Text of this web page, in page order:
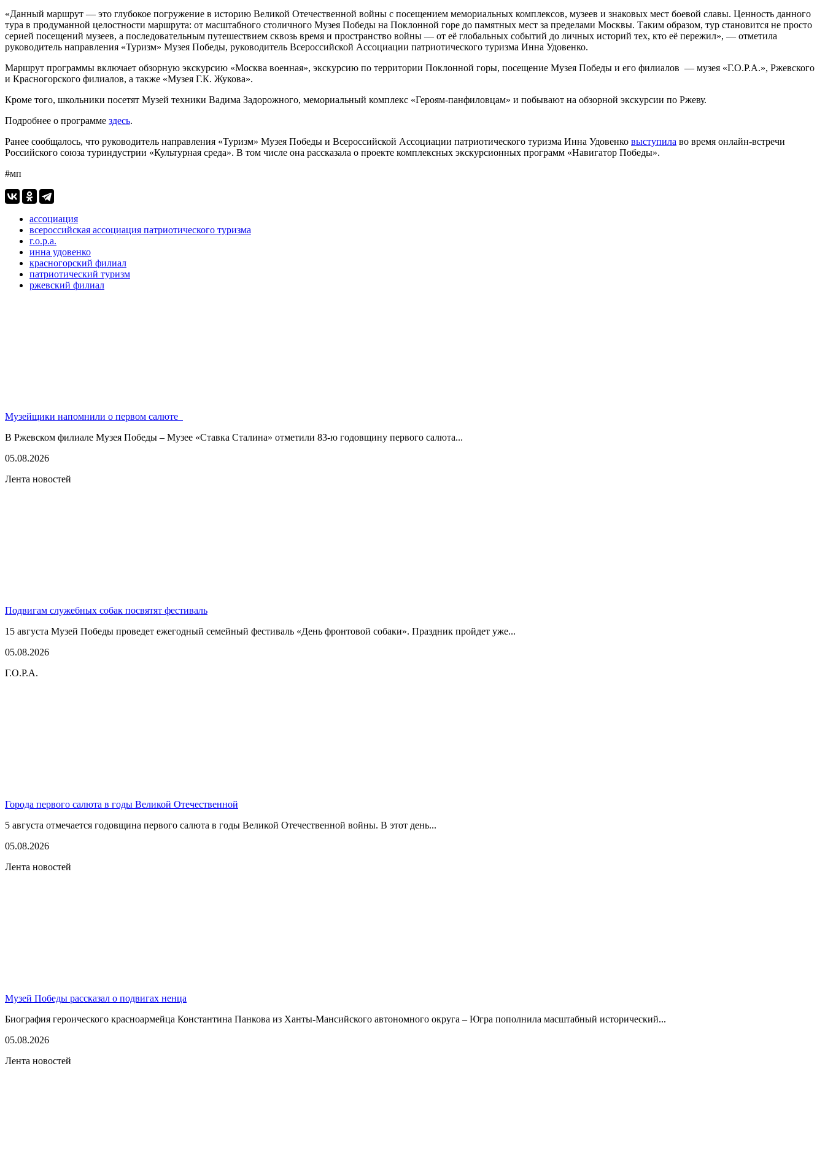
«Данный маршрут — это глубокое погружение в историю Великой Отечественной войны с посещением мемориальных комплексов, музеев и знаковых мест боевой славы. Ценность данного
тура в продуманной целостности маршрута: от масштабного столичного Музея Победы на Поклонной горе до памятных мест за пределами Москвы. Таким образом, тур становится не просто
серией посещений музеев, а последовательным путешествием сквозь время и пространство войны — от её глобальных событий до личных историй тех, кто её пережил», — отметила
руководитель направления «Туризм» Музея Победы, руководитель Всероссийской Ассоциации патриотического туризма Инна Удовенко.
Маршрут программы включает обзорную экскурсию «Москва военная», экскурсию по территории Поклонной горы, посещение Музея Победы и его филиалов — музея «Г.О.Р.А.», Ржевского
и Красногорского филиалов, а также «Музея Г.К. Жукова».
Кроме того, школьники посетят Музей техники Вадима Задорожного, мемориальный комплекс «Героям‑панфиловцам» и побывают на обзорной экскурсии по Ржеву.
Подробнее о программе здесь.
Ранее сообщалось, что руководитель направления «Туризм» Музея Победы и Всероссийской Ассоциации патриотического туризма Инна Удовенко выступила во время онлайн-встречи
Российского союза туриндустрии «Культурная среда». В том числе она рассказала о проекте комплексных экскурсионных программ «Навигатор Победы».
#мп
ассоциация
всероссийская ассоциация патриотического туризма
г.о.р.а.
инна удовенко
красногорский филиал
патриотический туризм
ржевский филиал
Музейщики напомнили о первом салюте
В Ржевском филиале Музея Победы – Музее «Ставка Сталина» отметили 83-ю годовщину первого салюта...
05.08.2026
Лента новостей
Подвигам служебных собак посвятят фестиваль
15 августа Музей Победы проведет ежегодный семейный фестиваль «День фронтовой собаки». Праздник пройдет уже...
05.08.2026
Г.О.Р.А.
Города первого салюта в годы Великой Отечественной
5 августа отмечается годовщина первого салюта в годы Великой Отечественной войны. В этот день...
05.08.2026
Лента новостей
Музей Победы рассказал о подвигах ненца
Биография героического красноармейца Константина Панкова из Ханты-Мансийского автономного округа – Югра пополнила масштабный исторический...
05.08.2026
Лента новостей